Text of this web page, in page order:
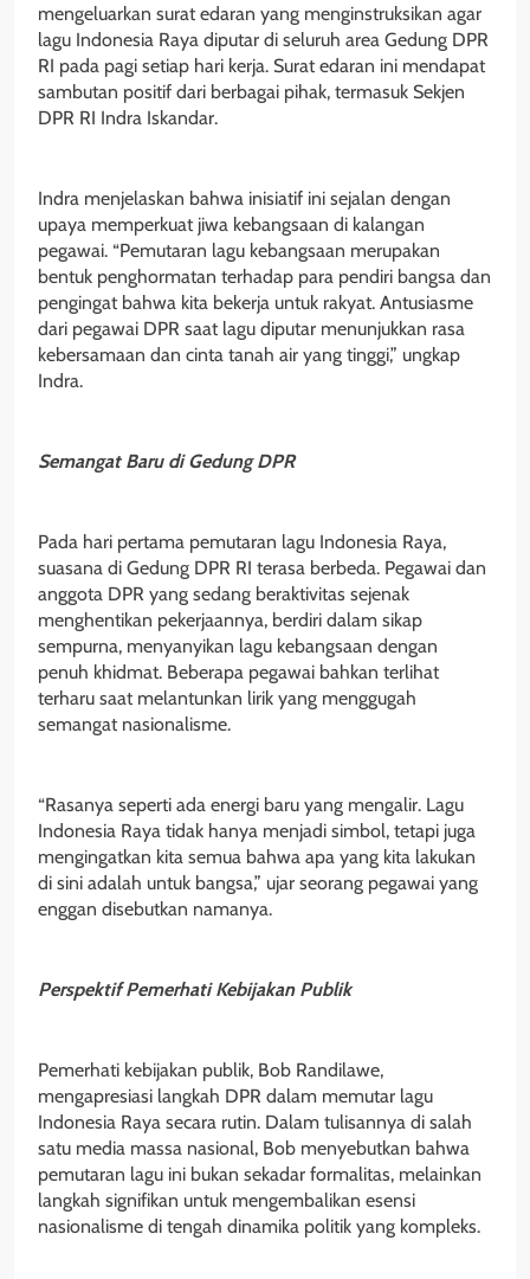
mengeluarkan surat edaran yang menginstruksikan agar
lagu Indonesia Raya diputar di seluruh area Gedung DPR
RI pada pagi setiap hari kerja. Surat edaran ini mendapat
sambutan positif dari berbagai pihak, termasuk Sekjen
DPR RI Indra Iskandar.
Indra menjelaskan bahwa inisiatif ini sejalan dengan
upaya memperkuat jiwa kebangsaan di kalangan
pegawai. “Pemutaran lagu kebangsaan merupakan
bentuk penghormatan terhadap para pendiri bangsa dan
pengingat bahwa kita bekerja untuk rakyat. Antusiasme
dari pegawai DPR saat lagu diputar menunjukkan rasa
kebersamaan dan cinta tanah air yang tinggi,” ungkap
Indra.
Semangat Baru di Gedung DPR
Pada hari pertama pemutaran lagu Indonesia Raya,
suasana di Gedung DPR RI terasa berbeda. Pegawai dan
anggota DPR yang sedang beraktivitas sejenak
menghentikan pekerjaannya, berdiri dalam sikap
sempurna, menyanyikan lagu kebangsaan dengan
penuh khidmat. Beberapa pegawai bahkan terlihat
terharu saat melantunkan lirik yang menggugah
semangat nasionalisme.
“Rasanya seperti ada energi baru yang mengalir. Lagu
Indonesia Raya tidak hanya menjadi simbol, tetapi juga
mengingatkan kita semua bahwa apa yang kita lakukan
di sini adalah untuk bangsa,” ujar seorang pegawai yang
enggan disebutkan namanya.
Perspektif Pemerhati Kebijakan Publik
Pemerhati kebijakan publik, Bob Randilawe,
mengapresiasi langkah DPR dalam memutar lagu
Indonesia Raya secara rutin. Dalam tulisannya di salah
satu media massa nasional, Bob menyebutkan bahwa
pemutaran lagu ini bukan sekadar formalitas, melainkan
langkah signifikan untuk mengembalikan esensi
nasionalisme di tengah dinamika politik yang kompleks.